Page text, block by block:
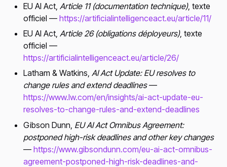
EU AI Act,Article 11 (documentation technique), texte
officiel —https://artificialintelligenceact.eu/article/11/
EU AI Act,Article 26 (obligations déployeurs), texte
officiel —
https://artificialintelligenceact.eu/article/26/
Latham & Watkins,AI Act Update: EU resolves to
change rules and extend deadlines—
https://www.lw.com/en/insights/ai-act-update-eu-
resolves-to-change-rules-and-extend-deadlines
Gibson Dunn, EU AI Act Omnibus Agreement:
postponed high-risk deadlines and other key changes
—https://www.gibsondunn.com/eu-ai-act-omnibus-
agreement-postponed-high-risk-deadlines-and-